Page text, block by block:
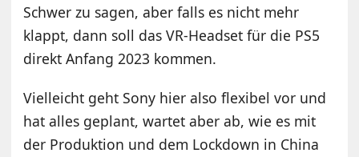
Schwer zu sagen, aber falls es nicht mehr
klappt, dann soll das VR-Headset für die PS5
direkt Anfang 2023 kommen.
Vielleicht geht Sony hier also flexibel vor und
hat alles geplant, wartet aber ab, wie es mit
der Produktion und dem Lockdown in China